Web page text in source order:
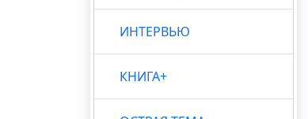
ИНТЕРВЬЮ
КНИГА+